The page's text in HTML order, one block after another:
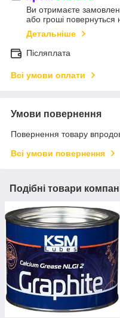
Ви отримаєте
або гроші повернуться
Детальніше
Післяплата
Всі умови оплати
Умови повернення
Повернення товару
Всі умови повернення
Подібні товари